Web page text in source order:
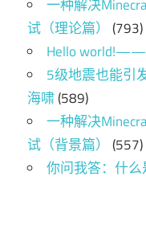
一种解决
试（理论篇） (793)
Hello world!——
5级地震也能
海啸(589)
一种解决
试（背景篇） (557)
你问我答：什么